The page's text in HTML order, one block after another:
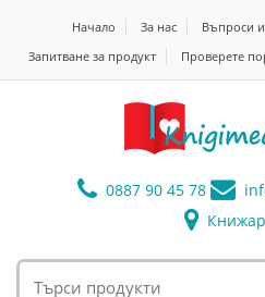
Начало За нас Въпроси
Запитване за продукт
Проверете
0887 90 45 78